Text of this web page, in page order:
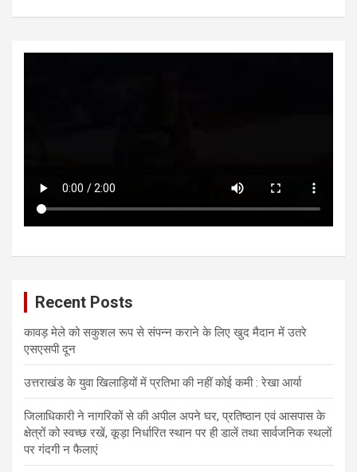
Recent Posts
कावड़ मेले को सकुशल रूप से संपन्न कराने के लिए खुद मैदान में उतरे
एसएसपी दून
उत्तराखंड के युवा खिलाड़ियों में प्रतिभा की नहीं कोई कमी : रेखा आर्या
जिलाधिकारी ने नागरिकों से की अपील अपने घर, प्रतिष्ठान एवं आसपास के
क्षेत्रों को स्वच्छ रखें, कूड़ा निर्धारित स्थान पर ही डालें तथा सार्वजनिक स्थलों
पर गंदगी न फैलाएं